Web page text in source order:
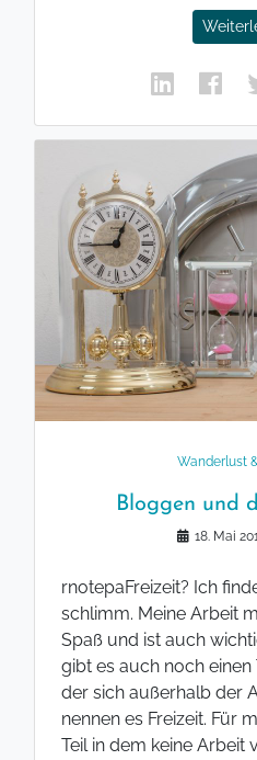
Wanderlust
Bloggen und
18. Mai
rnotepaFreizeit? Ich
schlimm. Meine Arbeit
Spaß und ist auch
gibt es auch noch einen
der sich außerhalb der
nennen es Freizeit. Für
Teil in dem keine Arbeit